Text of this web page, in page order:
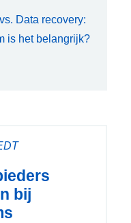
Data recovery:
is het belangrijk?
bij